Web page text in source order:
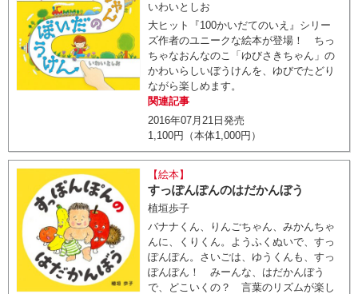
いわいとしお
大ヒット『100かいだてのいえ』シリー
ズ作者のユニークな絵本が登場！ ちっ
ちゃなおんなのこ「ゆびさきちゃん」の
かわいらしいぼうけんを、ゆびでたどり
ながら楽しめます。
関連記事
2016年07月21日発売
1,100円（本体1,000円）
【絵本】
すっぽんぽんのはだかんぼう
植垣歩子
バナナくん、りんごちゃん、みかんちゃ
んに、くりくん。ようふくぬいで、すっ
ぽんぽん。さいごは、ゆうくんも、すっ
ぽんぽん！ みーんな、はだかんぼう
で、どこいくの？ 言葉のリズムが楽し